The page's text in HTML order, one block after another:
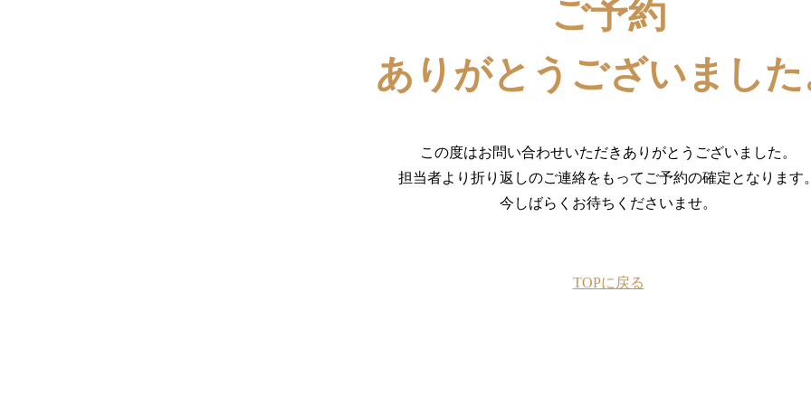
ご予約
ありがとうございまし
この度はお問い合わせいただきありがとうございました。
担当者より折り返しのご連絡をもってご予約の確定となります
今しばらくお待ちくださいませ。
TOPに戻る